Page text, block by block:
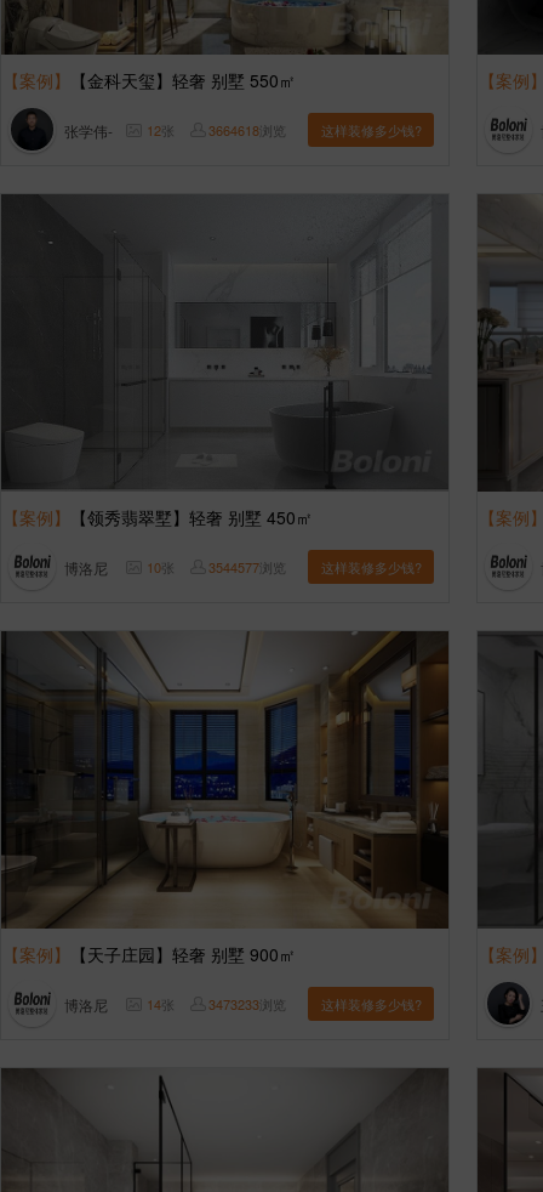
【案例】 【金科天玺】轻奢 别墅 550㎡
张学伟- 12张 3664618浏览 这样装修多少钱?
【案例
【案例】 【领秀翡翠墅】轻奢 别墅 450㎡
博洛尼 10张 3544577浏览 这样装修多少钱?
【案例
【案例】 【天子庄园】轻奢 别墅 900㎡
博洛尼 14张 3473233浏览 这样装修多少钱?
【案例